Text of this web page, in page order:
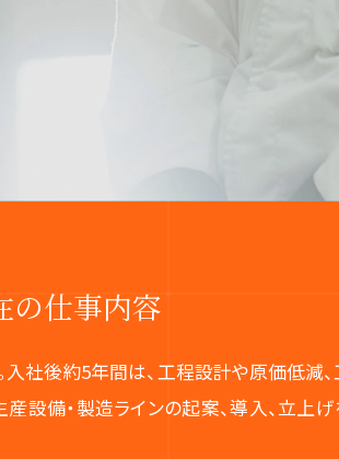
の仕事内容
社後約5年間は、工程設計や原価低減、
設備・製造ラインの起案、導入、立上げ